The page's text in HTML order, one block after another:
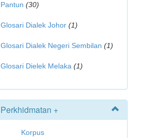
Pantun (30)
Glosari Dialek Johor (1)
Glosari Dialek Negeri Sembilan (1)
Glosari Dielek Melaka (1)
Perkhidmatan +
Korpus